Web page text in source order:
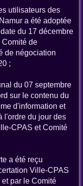
utilisateurs des
a été adoptée
du 17 décembre
Comité de
de négociation
;
du 07 septembre
sur le contenu du
d'information et
l'ordre du jour des
CPAS et Comité
a été reçu
Ville-CPAS
par le Comité